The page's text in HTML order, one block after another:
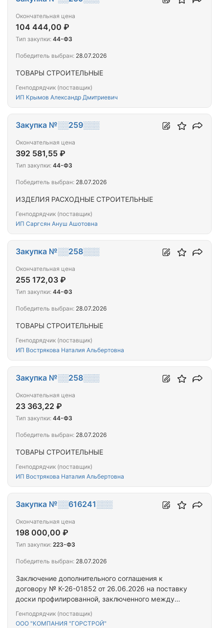
ТОВАРЫ СТРОИТЕЛЬНЫЕ
Генподрядчик (поставщик)
ИП Крымов Александр Дмитриевич
Окончательная цена
104 444,00 ₽
Тип закупки: 44-ФЗ
Победитель выбран: 28.07.2026
ИЗДЕЛИЯ РАСХОДНЫЕ СТРОИТЕЛЬНЫЕ
Генподрядчик (поставщик)
ИП Саргсян Ануш Ашотовна
Закупка №░░259░░░
Окончательная цена
392 581,55 ₽
Тип закупки: 44-ФЗ
Победитель выбран: 28.07.2026
ТОВАРЫ СТРОИТЕЛЬНЫЕ
Генподрядчик (поставщик)
ИП Вострякова Наталия Альбертовна
Закупка №░░258░░░
Окончательная цена
255 172,03 ₽
Тип закупки: 44-ФЗ
Победитель выбран: 28.07.2026
ТОВАРЫ СТРОИТЕЛЬНЫЕ
Генподрядчик (поставщик)
ИП Вострякова Наталия Альбертовна
Закупка №░░258░░░
Окончательная цена
23 363,22 ₽
Тип закупки: 44-ФЗ
Победитель выбран: 28.07.2026
Заключение дополнительного соглашения к
договору № К-26-01852 от 26.06.2026 на поставку
доски профилированной, заключенного между
«Горстрой»
Генподрядчик (поставщик)
ООО "КОМПАНИЯ "ГОРСТРОЙ"
Закупка №░░616241░░░
Окончательная цена
198 000,00 ₽
Тип закупки: 223-ФЗ
Победитель выбран: 28.07.2026